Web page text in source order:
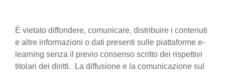
È vietato diffondere, comunicare, distribuire i contenuti
e altre informazioni o dati presenti sulle piattaforme e-
learning senza il previo consenso scritto dei rispettivi
titolari dei diritti. La diffusione e la comunicazione sul